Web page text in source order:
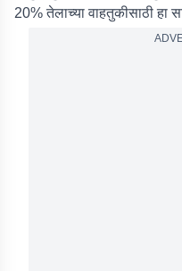
20% तेलाच्या वाहतुकीसाठी हा